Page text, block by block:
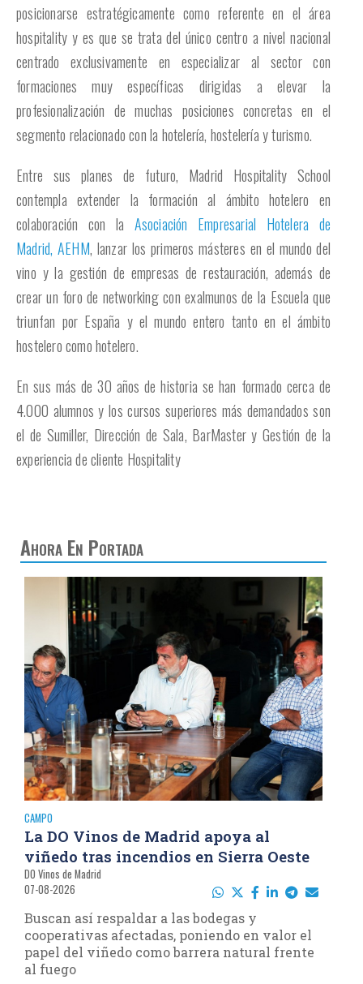
posicionarse estratégicamente como referente en el área
hospitality y es que se trata del único centro a nivel nacional
centrado exclusivamente en especializar al sector con
formaciones muy específicas dirigidas a elevar la
profesionalización de muchas posiciones concretas en el
segmento relacionado con la hotelería, hostelería y turismo.
Entre sus planes de futuro, Madrid Hospitality School
contempla extender la formación al ámbito hotelero en
colaboración con la Asociación Empresarial Hotelera de
Madrid, AEHM, lanzar los primeros másteres en el mundo del
vino y la gestión de empresas de restauración, además de
crear un foro de networking con exalmunos de la Escuela que
triunfan por España y el mundo entero tanto en el ámbito
hostelero como hotelero.
En sus más de 30 años de historia se han formado cerca de
4.000 alumnos y los cursos superiores más demandados son
el de Sumiller, Dirección de Sala, BarMaster y Gestión de la
experiencia de cliente Hospitality
Ahora En Portada
CAMPO
La DO Vinos de Madrid apoya al
viñedo tras incendios en Sierra Oeste
DO Vinos de Madrid
07-08-2026
Buscan así respaldar a las bodegas y
cooperativas afectadas, poniendo en valor el
papel del viñedo como barrera natural frente
al fuego